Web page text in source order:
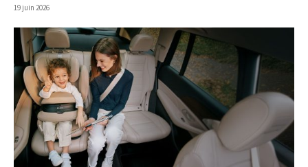
19 juin 2026